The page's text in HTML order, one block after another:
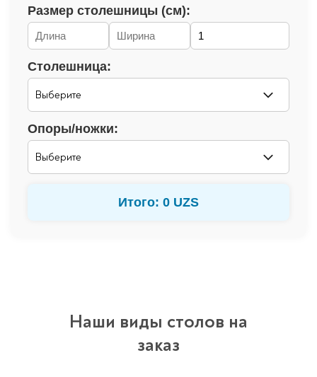
Размер столешницы (см):
Столешница:
Опоры/ножки:
Итого: 0 UZS
Наши виды столов на
заказ